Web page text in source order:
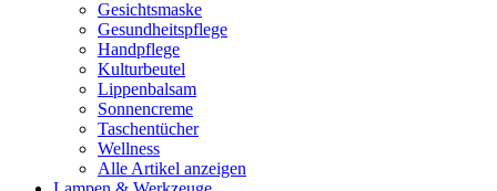
Gesichtsmaske
Gesundheitspflege
Handpflege
Kulturbeutel
Lippenbalsam
Sonnencreme
Taschentücher
Wellness
Alle Artikel anzeigen